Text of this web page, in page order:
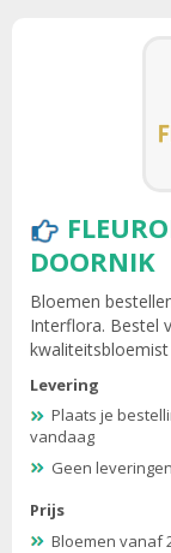
DOORNIK
Bloemen
Interflora. Bestel
Levering
Plaats je
vandaag
Geen
Prijs
Bloemen vanaf